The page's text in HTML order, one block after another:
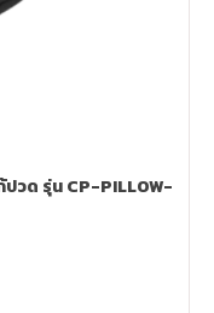
วด รุ่น CP-PILLOW-